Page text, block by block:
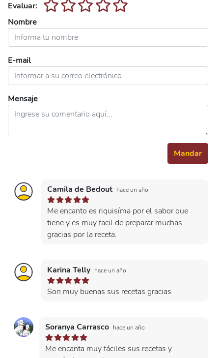
Evaluar:
Nombre
E-mail
Mensaje
Mandar
Camila de Bedout hace un año
Me encanto es riquisíma por el sabor que
tiene y es muy facil de preparar muchas
gracias por la receta.
Karina Telly hace un año
Son muy buenas sus recetas gracias
Soranya Carrasco hace un año
Me encanta muy fáciles sus recetas y